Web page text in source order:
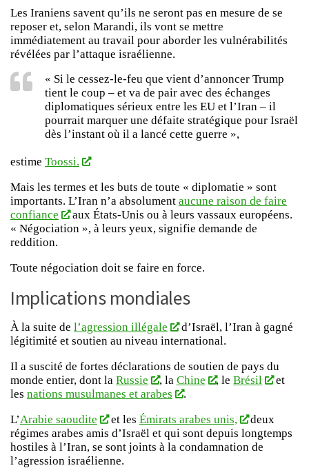
Les Iraniens savent qu’ils ne seront pas en mesure de se
reposer et, selon Marandi, ils vont se mettre
immédiatement au travail pour aborder les vulnérabilités
révélées par l’attaque israélienne.
« Si le cessez-le-feu que vient d’annoncer Trump
tient le coup – et va de pair avec des échanges
diplomatiques sérieux entre les EU et l’Iran – il
pourrait marquer une défaite stratégique pour Israël
dès l’instant où il a lancé cette guerre »,
estime Toossi.
Mais les termes et les buts de toute « diplomatie » sont
importants. L’Iran n’a absolument aucune raison de faire
confiance
aux États-Unis ou à leurs vassaux européens.
« Négociation », à leurs yeux, signifie demande de
reddition.
Toute négociation doit se faire en force.
Implications mondiales
À la suite de l’agression illégale
d’Israël, l’Iran à gagné
légitimité et soutien au niveau international.
Il a suscité de fortes déclarations de soutien de pays du
monde entier, dont la Russie , la Chine , leBrésil
et
les nations musulmanes et arabes
.
L’Arabie saoudite et les Émirats arabes unis,
deux
régimes arabes amis d’Israël et qui sont depuis longtemps
hostiles à l’Iran, se sont joints à la condamnation de
l’agression israélienne.